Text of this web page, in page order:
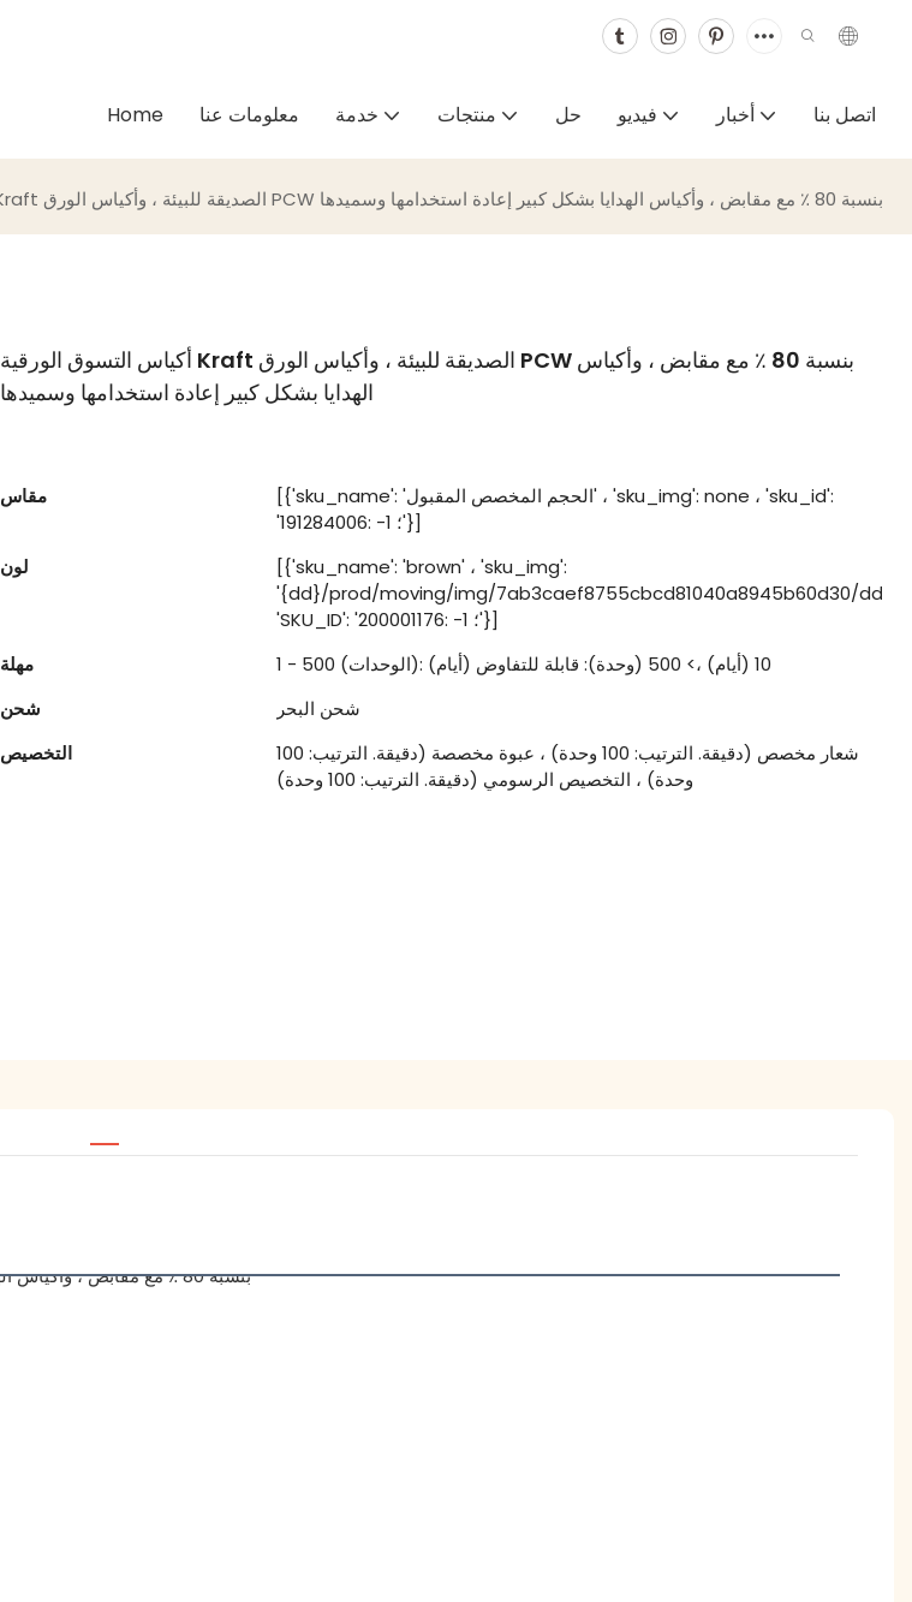
Home معلومات عنا خدمة منتجات حل فيديو أخبار اتصل بنا
أكياس التسوق الورقية Kraft الصديقة للبيئة ، وأكياس الورق PCW بنسبة 80 ٪ مع مقابض ، وأكياس الهدايا بشكل كبير إعادة استخدامها وسميدها
أكياس التسوق الورقية Kraft الصديقة للبيئة ، وأكياس الورق PCW بنسبة 80 ٪ مع مقابض ، وأكياس
الهدايا بشكل كبير إعادة استخدامها وسميدها
مقاس
[{'sku_name': 'الحجم المخصص المقبول' ، 'sku_img': none ، 'sku_id':
'191284006: -1 ؛'}]
لون
[{'sku_name': 'brown' ، 'sku_img':
'{dd}/prod/moving/img/7ab3caef8755cbcd81040a8945b60d30/
'SKU_ID': '200001176: -1 ؛'}]
مهلة
1 - 500 (الوحدات): 10 (أيام) ،> 500 (وحدة): قابلة للتفاوض (أيام)
شحن
شحن البحر
التخصيص
شعار مخصص (دقيقة. الترتيب: 100 وحدة) ، عبوة مخصصة (دقيقة. الترتيب: 100
وحدة) ، التخصيص الرسومي (دقيقة. الترتيب: 100 وحدة)